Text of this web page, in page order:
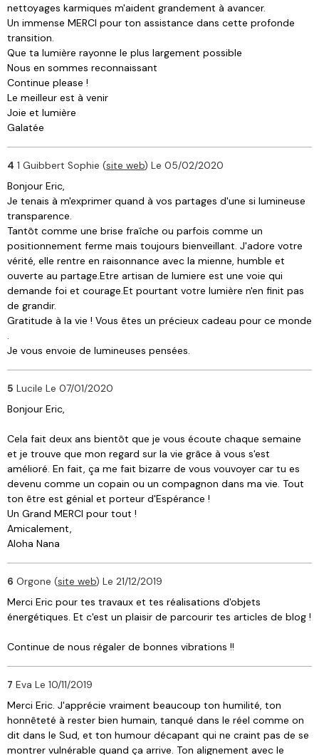
nettoyages karmiques m'aident grandement à avancer.
Un immense MERCI pour ton assistance dans cette profonde
transition.
Que ta lumière rayonne le plus largement possible
Nous en sommes reconnaissant
Continue please !
Le meilleur est à venir
Joie et lumière
Galatée
4 1 Guibbert Sophie (site web) Le 05/02/2020
Bonjour Eric,
Je tenais à m'exprimer quand à vos partages d'une si lumineuse
transparence.
Tantôt comme une brise fraîche ou parfois comme un
positionnement ferme mais toujours bienveillant. J'adore votre
vérité, elle rentre en raisonnance avec la mienne, humble et
ouverte au partage.Etre artisan de lumiere est une voie qui
demande foi et courage.Et pourtant votre lumière n'en finit pas
de grandir.
Gratitude à la vie ! Vous êtes un précieux cadeau pour ce monde
.
Je vous envoie de lumineuses pensées.
5 Lucile Le 07/01/2020
Bonjour Eric,
Cela fait deux ans bientôt que je vous écoute chaque semaine
et je trouve que mon regard sur la vie grâce à vous s'est
amélioré. En fait, ça me fait bizarre de vous vouvoyer car tu es
devenu comme un copain ou un compagnon dans ma vie. Tout
ton être est génial et porteur d'Espérance !
Un Grand MERCI pour tout !
Amicalement,
Aloha Nana
6 Orgone (site web) Le 21/12/2019
Merci Eric pour tes travaux et tes réalisations d'objets
énergétiques. Et c'est un plaisir de parcourir tes articles de blog !
Continue de nous régaler de bonnes vibrations !!
7 Eva Le 10/11/2019
Merci Eric. J'apprécie vraiment beaucoup ton humilité, ton
honnêteté à rester bien humain, tanqué dans le réel comme on
dit dans le Sud, et ton humour décapant qui ne craint pas de se
montrer vulnérable quand ça arrive. Ton alignement avec le